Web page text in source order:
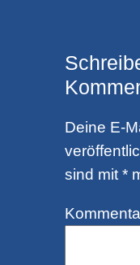
Deine E-
sind mit *